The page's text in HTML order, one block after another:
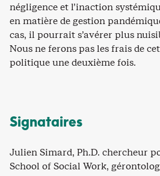
négligence et l’inaction
en matière de gestion
cas, il pourrait s’avérer plus
Nous ne ferons pas les frais de
politique une deuxième fois.
Signataires
Julien Simard, Ph.D. chercheur
School of Social Work,